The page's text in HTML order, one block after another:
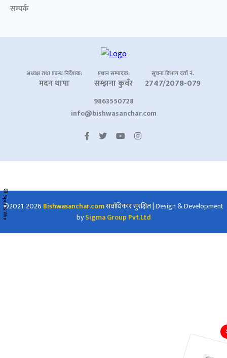
सम्पर्क
अध्यक्ष तथा प्रबन्ध निर्देशक:
मदन थापा
प्रधान सम्पादक:
सम्झना कुवँर
सूचना विभाग दर्ता नं.
2747/2078-079
9863550728
info@bishwasanchar.com
©2021-2026 Bishwasanchar.comसर्वाधिकार सुरक्षित|Design & Development
bySigma Group Pvt.Ltd
🎡 Spin & Win